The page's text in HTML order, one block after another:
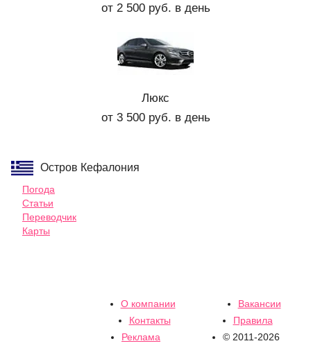
от 2 500 руб. в день
Люкс
от 3 500 руб. в день
Остров Кефалония
Погода
Статьи
Переводчик
Карты
О компании
Вакансии
Контакты
Правила
Реклама
© 2011-2026